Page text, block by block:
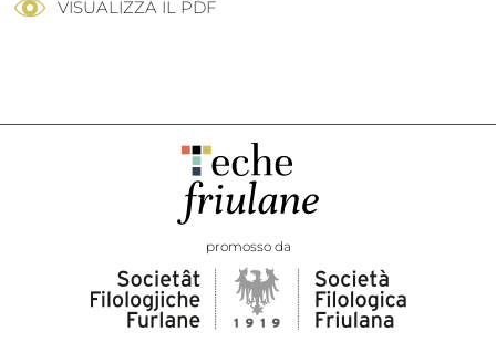
VISUALIZZA IL PDF
promosso da